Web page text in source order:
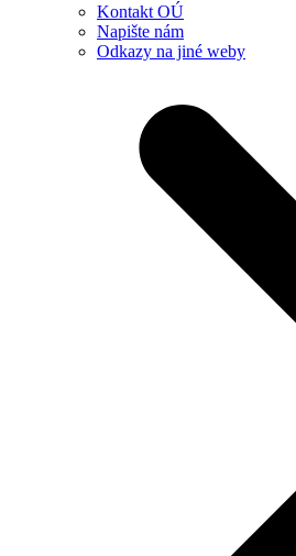
Kontakt OÚ
Napište nám
Odkazy na jiné weby